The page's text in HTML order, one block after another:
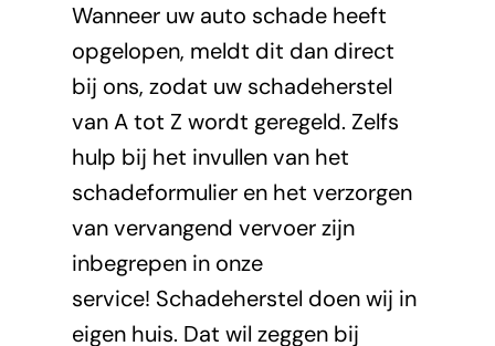
Mega eScouty
Onze occasions
Aixam Pro
Contact
Wanneer uw auto schade heeft
opgelopen, meldt dit dan direct
bij ons, zodat uw schadeherstel
van A tot Z wordt geregeld. Zelfs
hulp bij het invullen van het
schadeformulier en het verzorgen
van vervangend vervoer zijn
inbegrepen in onze
service! Schadeherstel doen wij in
eigen huis. Dat wil zeggen bij